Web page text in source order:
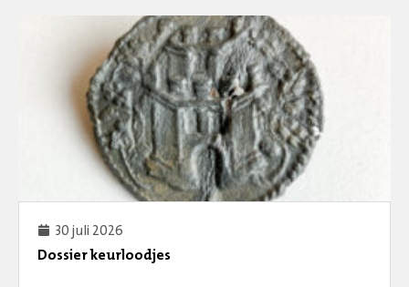
30 juli 2026
Dossier keurloodjes